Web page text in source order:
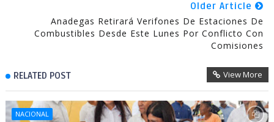
Older Article
Anadegas Retirará Verifones De Estaciones De
Combustibles Desde Este Lunes Por Conflicto Con
Comisiones
RELATED POST View More
NACIONAL